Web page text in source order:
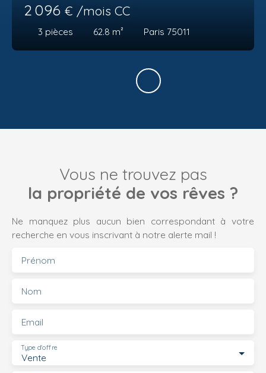
2 096 € /mois CC
3 pièces 62.8 m² Paris 75011
Vous ne trouvez pas
la propriété de vos rêves ?
Ne manquez plus aucun bien correspondant à votre
recherche en vous inscrivant à notre alerte mail !
Prénom
Nom
Email
Vente
Type d'offre